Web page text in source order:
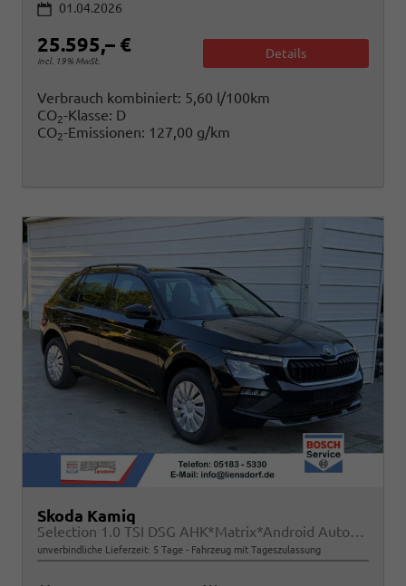
01.04.2026
25.595,– €
incl. 19% MwSt.
Details
Verbrauch kombiniert: 5,60 l/100km
CO2-Klasse: D
CO2-Emissionen: 127,00 g/km
Skoda Kamiq
Selection 1.0 TSI DSG AHK*Matrix*Android Auto*SHZ*Kamera*Keyless*2Z Klimaauto*
unverbindliche Lieferzeit: 5 Tage Fahrzeug mit Tageszulassung